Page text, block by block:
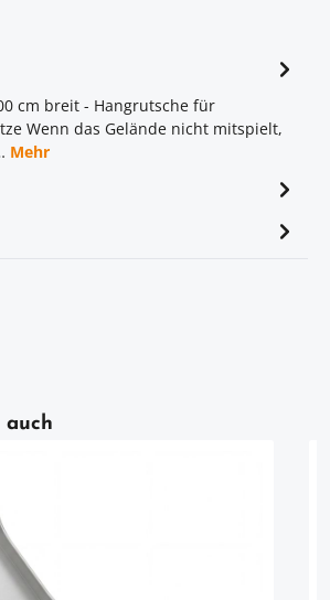
cm breit - Hangrutsche für
Wenn das Gelände nicht mitspielt,
Mehr
auch